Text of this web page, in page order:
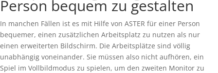
Person bequem zu gestalten
In manchen Fällen ist es mit Hilfe von ASTER für einer Person
bequemer, einen zusätzlichen Arbeitsplatz zu nutzen als nur
einen erweiterten Bildschirm. Die Arbeitsplätze sind völlig
unabhängig voneinander. Sie müssen also nicht aufhören, ein
Spiel im Vollbildmodus zu spielen, um den zweiten Monitor zu